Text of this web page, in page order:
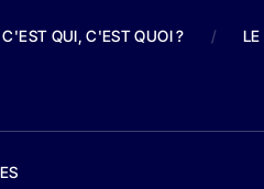
QUI, C'EST QUOI ? /